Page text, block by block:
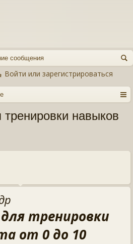
сообщения
Войти или зарегистрироваться
навыков
тренировки
от 0 до 10